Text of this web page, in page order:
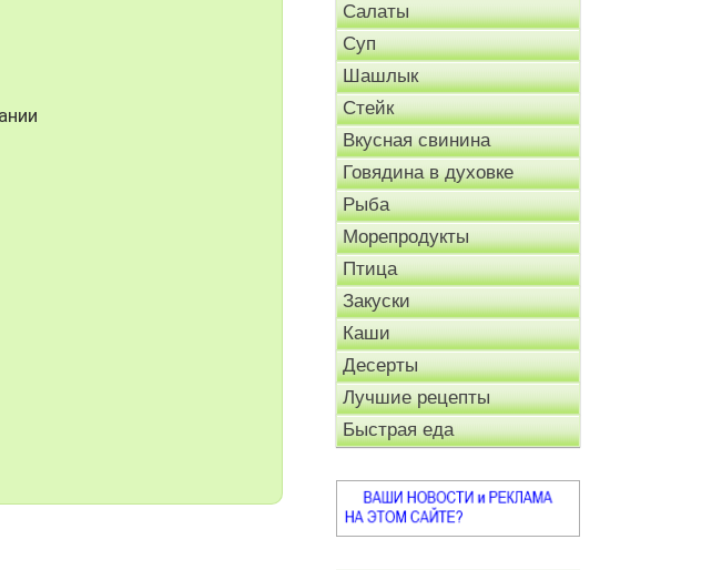
Салаты
Суп
Шашлык
Стейк
Вкусная свинина
Говядина в духовке
Рыба
Морепродукты
Птица
Закуски
Каши
Десерты
Лучшие рецепты
Быстрая еда